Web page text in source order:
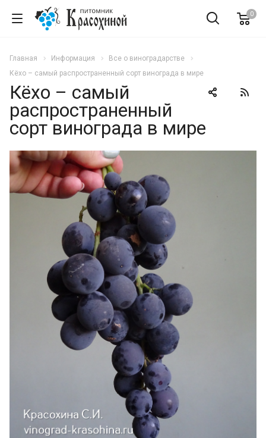
0
Главная Информация
Все о виноградарстве
Кёхо – самый распространенный сорт винограда в мире
Кёхо – самый
распространенный
сорт винограда в мире